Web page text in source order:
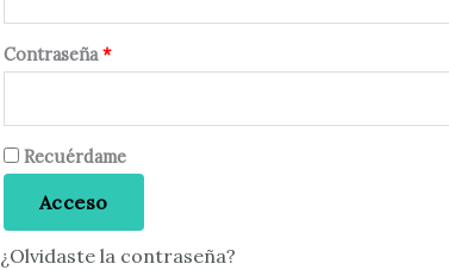
Contraseña*
Recuérdame
Acceso
¿Olvidaste la contraseña?